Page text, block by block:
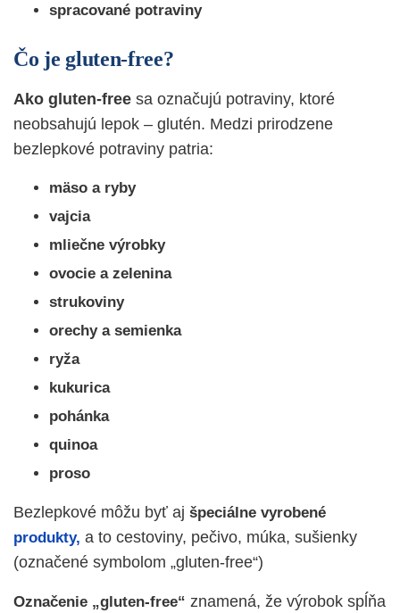
spracované potraviny
Čo je gluten-free?
Ako gluten-free sa označujú potraviny, ktoré
neobsahujú lepok – glutén. Medzi prirodzene
bezlepkové potraviny patria:
mäso a ryby
vajcia
mliečne výrobky
ovocie a zelenina
strukoviny
orechy a semienka
ryža
kukurica
pohánka
quinoa
proso
Bezlepkové môžu byť aj špeciálne vyrobené
produkty, a to cestoviny, pečivo, múka, sušienky
(označené symbolom „gluten-free“)
Označenie „gluten-free“ znamená, že výrobok spĺňa